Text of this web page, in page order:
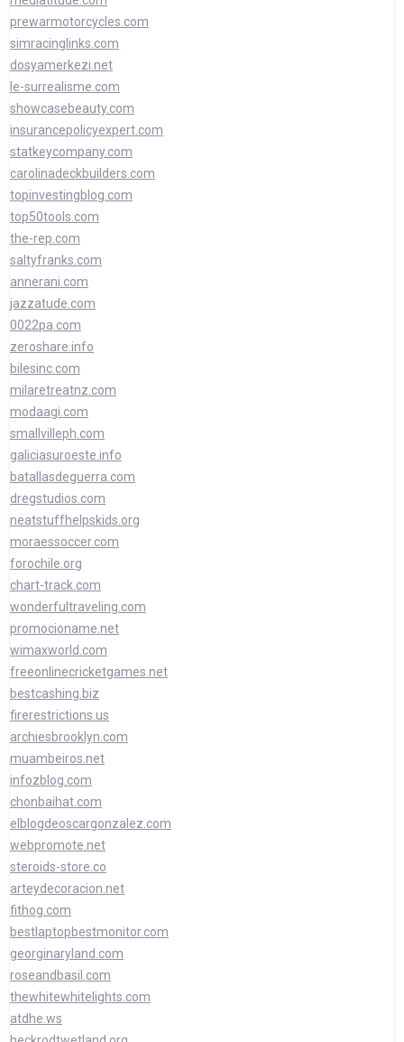
prewarmotorcycles.com
simracinglinks.com
dosyamerkezi.net
le-surrealisme.com
showcasebeauty.com
insurancepolicyexpert.com
statkeycompany.com
carolinadeckbuilders.com
topinvestingblog.com
top50tools.com
the-rep.com
saltyfranks.com
annerani.com
jazzatude.com
0022pa.com
zeroshare.info
bilesinc.com
milaretreatnz.com
modaagi.com
smallvilleph.com
galiciasuroeste.info
batallasdeguerra.com
dregstudios.com
neatstuffhelpskids.org
moraessoccer.com
forochile.org
chart-track.com
wonderfultraveling.com
promocioname.net
wimaxworld.com
freeonlinecricketgames.net
bestcashing.biz
firerestrictions.us
archiesbrooklyn.com
muambeiros.net
infozblog.com
chonbaihat.com
elblogdeoscargonzalez.com
webpromote.net
steroids-store.co
arteydecoracion.net
fithog.com
bestlaptopbestmonitor.com
georginaryland.com
roseandbasil.com
thewhitewhitelights.com
atdhe.ws